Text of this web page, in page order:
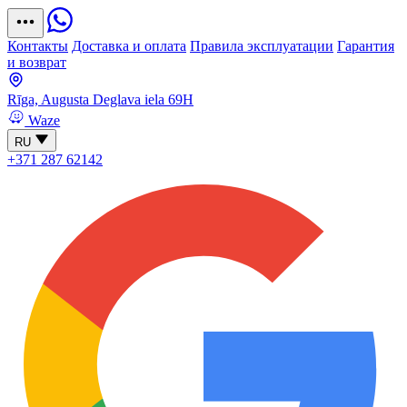
Контакты Доставка и оплата Правила эксплуатации Гарантия
и возврат
Rīga, Augusta Deglava iela 69H
Waze
RU
+371 287 62142